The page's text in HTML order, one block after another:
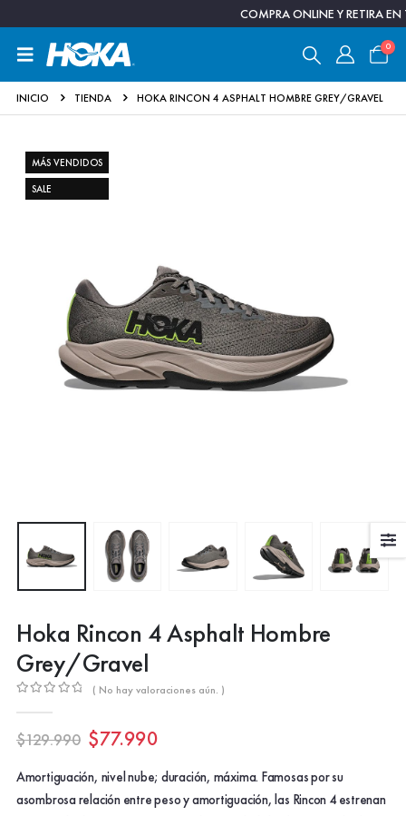
COMPRA ONLINE Y RETIRA EN
0
INICIO TIENDA HOKA RINCON 4 ASPHALT HOMBRE GREY/GRAVEL
MÁS VENDIDOS
SALE
Hoka Rincon 4 Asphalt Hombre
Grey/Gravel
( No hay valoraciones aún. )
$129.990 El
original
era:
$77.990El
actual
es:
Amortiguación, nivel nube; duración, máxima. Famosas por su
asombrosa relación entre peso y amortiguación, las Rincon 4 estrenan